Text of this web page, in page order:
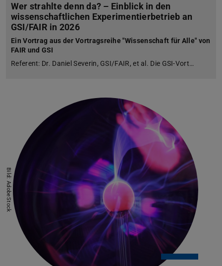
Wer strahlte denn da? – Einblick in den
wissenschaftlichen Experimentierbetrieb an
GSI/FAIR in 2026
Ein Vortrag aus der Vortragsreihe "Wissenschaft für Alle" von
FAIR und GSI
Referent: Dr. Daniel Severin, GSI/FAIR, et al. Die GSI-Vort…
Bild: AdobeStock